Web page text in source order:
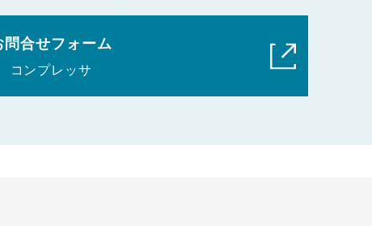
問合せフォーム
コンプレッサ